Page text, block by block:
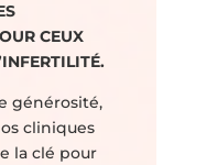
CEUX
générosité,
cliniques
la clé pour